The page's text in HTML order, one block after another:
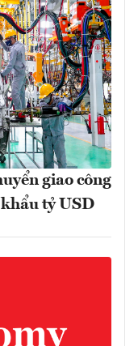
giao công
tỷ USD